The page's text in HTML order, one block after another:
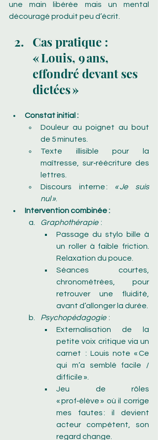
une main libérée mais un mental
découragé produit peu d’écrit.
Cas pratique :
« Louis, 9 ans,
effondré devant ses
dictées »
Constat initial :
Douleur au poignet au bout
de 5 minutes.
Texte illisible pour la
maîtresse, sur‑réécriture des
lettres.
Discours interne : « Je suis
nul ».
Intervention combinée :
Graphothérapie :
Passage du stylo bille à
un roller à faible friction.
Relaxation du pouce.
Séances courtes,
chronométrées, pour
retrouver une fluidité,
avant d’allonger la durée.
Psychopédagogie :
Externalisation de la
petite voix critique via un
carnet  : Louis note « Ce
qui m’a semblé facile /
difficile ».
Jeu de rôles
« prof‑élève » où il corrige
mes fautes : il devient
acteur compétent, son
regard change.